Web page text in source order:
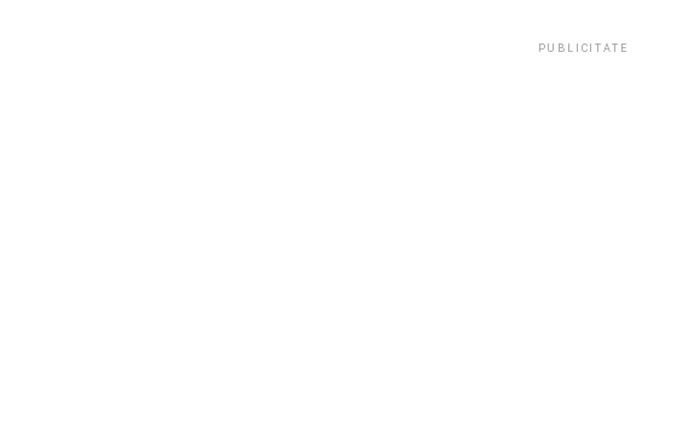
PUBLICITATE